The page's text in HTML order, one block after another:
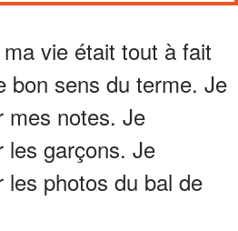
ma vie était tout à fait
bon sens du terme. Je
mes notes. Je
les garçons. Je
les photos du bal de